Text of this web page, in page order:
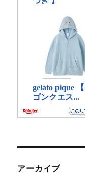
アーカイブ